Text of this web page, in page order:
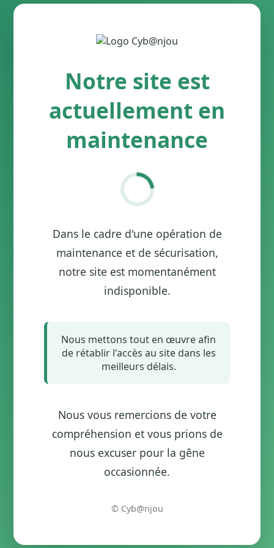
Notre site est
actuellement en
maintenance
Dans le cadre d'une opération de
maintenance et de sécurisation,
notre site est momentanément
indisponible.
Nous mettons tout en œuvre afin
de rétablir l'accès au site dans les
meilleurs délais.
Nous vous remercions de votre
compréhension et vous prions de
nous excuser pour la gêne
occasionnée.
© Cyb@njou